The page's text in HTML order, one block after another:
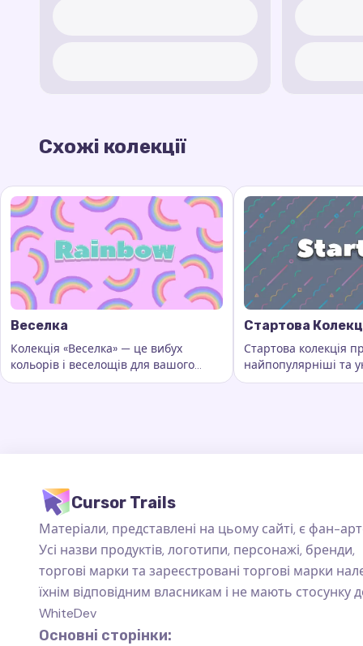
Схожі колекції
Веселка
Колекція «Веселка» — це вибух
кольорів і веселощів для вашого
курсора. Вона додає яскравості та
Ключові слова:Веселка, кастомні сліди курсора,
Стартова
Стартова колекція
найпопулярніші та
сліди курсора, які
Ключові слова:
Cursor Trails
Матеріали, представлені на цьому сайті, є фан-
Усі назви продуктів, логотипи, персонажі, бренди,
торгові марки та зареєстровані торгові марки
їхнім відповідним власникам і не мають стосунку
WhiteDev
Основні сторінки: